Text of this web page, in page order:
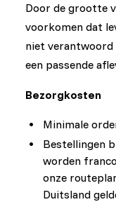
Door de grootte
voorkomen dat
niet verantwoord
een passende
Bezorgkosten
Minimale
Bestellingen
worden
onze
Duitsland